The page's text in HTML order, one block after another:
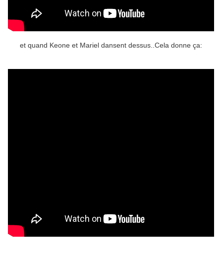
et quand Keone et Mariel dansent dessus..Cela donne ça: